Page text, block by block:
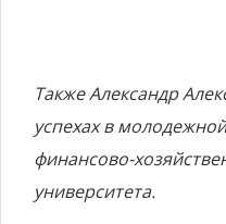
Также Александр
успехах в
финансово-
университета.